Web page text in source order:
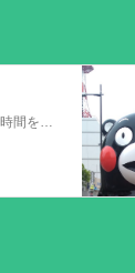
今回の熊本を震源とする地震で被災された皆さままだまだ余震も続き大変な時間を過ごされていると思います。心よりお見舞い申し上げます